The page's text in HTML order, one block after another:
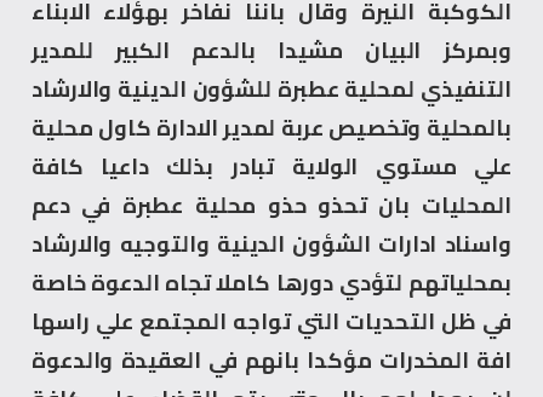
الكوكبة النيرة وقال باننا نفاخر بهؤلاء الابناء
وبمركز البيان مشيدا بالدعم الكبير للمدير
التنفيذي لمحلية عطبرة للشؤون الدينية والارشاد
بالمحلية وتخصيص عربة لمدير الادارة كاول محلية
علي مستوي الولاية تبادر بذلك داعيا كافة
المحليات بان تحذو حذو محلية عطبرة في دعم
واسناد ادارات الشؤون الدينية والتوجيه والارشاد
بمحلياتهم لتؤدي دورها كاملا تجاه الدعوة خاصة
في ظل التحديات التي تواجه المجتمع علي راسها
افة المخدرات مؤكدا بانهم في العقيدة والدعوة